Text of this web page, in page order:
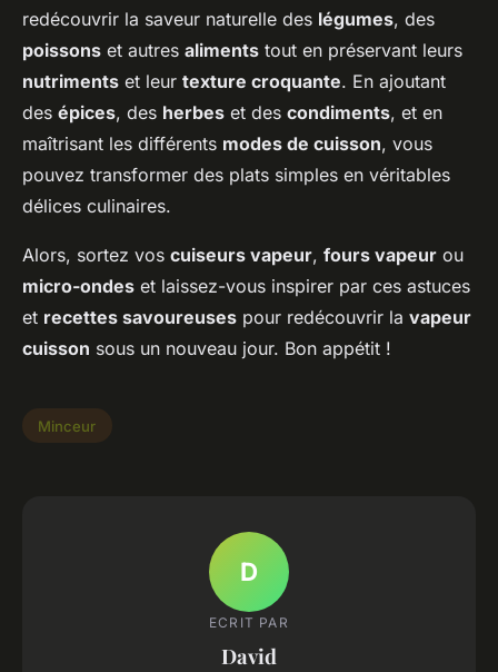
redécouvrir la saveur naturelle des légumes, des
poissons et autres aliments tout en préservant leurs
nutriments et leur texture croquante. En ajoutant
des épices, des herbes et des condiments, et en
maîtrisant les différents modes de cuisson, vous
pouvez transformer des plats simples en véritables
délices culinaires.
Alors, sortez vos cuiseurs vapeur, fours vapeur ou
micro-ondes et laissez-vous inspirer par ces astuces
et recettes savoureuses pour redécouvrir la vapeur
cuisson sous un nouveau jour. Bon appétit !
Minceur
D
ECRIT PAR
David